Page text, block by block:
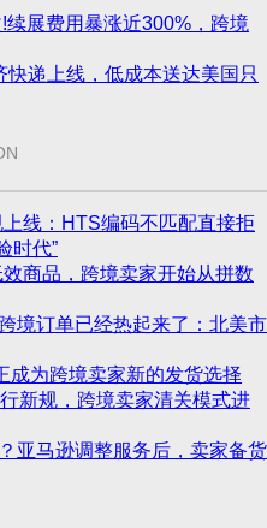
展费用暴涨近300%，跨境
递上线，低成本送达美国只
线：HTS编码不匹配直接拒
时代”
商品，跨境卖家开始从拼数
境订单已经热起来了：北美市
成为跨境卖家新的发货选择
新规，跨境卖家清关模式进
亚马逊调整服务后，卖家备货